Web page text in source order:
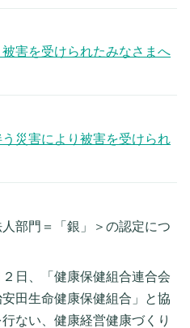
害を受けられたみなさまへ
災害により被害を受けられ
部門＝「銀」＞の認定につ
日、「健康保健組合連合会
田生命健康保健組合」と協
ない、健康経営健康づくり